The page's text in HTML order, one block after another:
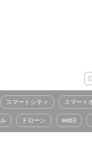
スマートシティ スマート
ドローン web3